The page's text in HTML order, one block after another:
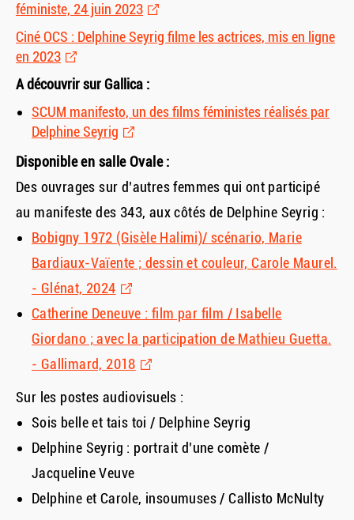
féministe, 24 juin 2023
Ciné OCS : Delphine Seyrig filme les actrices, mis en ligne
en 2023
A découvrir sur Gallica :
SCUM manifesto, un des films féministes réalisés par
Delphine Seyrig
Disponible en salle Ovale :
Des ouvrages sur d’autres femmes qui ont participé
au manifeste des 343, aux côtés de Delphine Seyrig :
Bobigny 1972 (Gisèle Halimi)/ scénario, Marie
Bardiaux-Vaïente ; dessin et couleur, Carole Maurel.
- Glénat, 2024
Catherine Deneuve : film par film / Isabelle
Giordano ; avec la participation de Mathieu Guetta.
- Gallimard, 2018
Sur les postes audiovisuels :
Sois belle et tais toi / Delphine Seyrig
Delphine Seyrig : portrait d’une comète /
Jacqueline Veuve
Delphine et Carole, insoumuses / Callisto McNulty